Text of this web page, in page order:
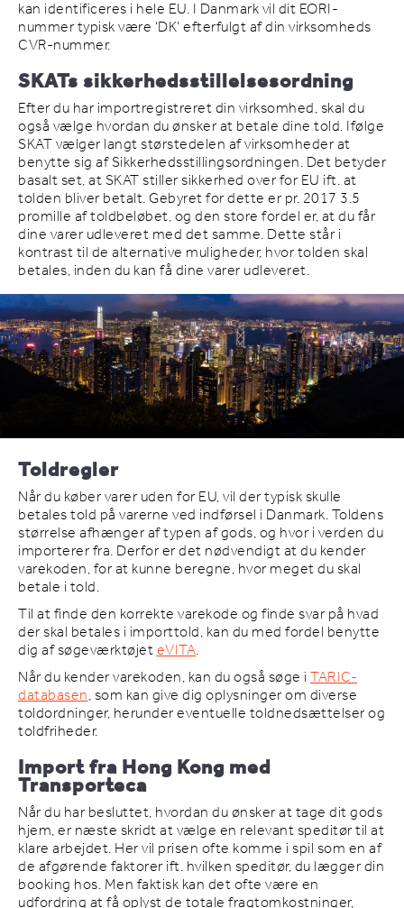
kan identificeres i hele EU. I Danmark vil dit EORI-
nummer typisk være ‘DK’ efterfulgt af din virksomheds
CVR-nummer.
SKATs sikkerhedsstillelsesordning
Efter du har importregistreret din virksomhed, skal du
også vælge hvordan du ønsker at betale dine told. Ifølge
SKAT vælger langt størstedelen af virksomheder at
benytte sig af Sikkerhedsstillingsordningen. Det betyder
basalt set, at SKAT stiller sikkerhed over for EU ift. at
tolden bliver betalt. Gebyret for dette er pr. 2017 3.5
promille af toldbeløbet, og den store fordel er, at du får
dine varer udleveret med det samme. Dette står i
kontrast til de alternative muligheder, hvor tolden skal
betales, inden du kan få dine varer udleveret.
Toldregler
Når du køber varer uden for EU, vil der typisk skulle
betales told på varerne ved indførsel i Danmark. Toldens
størrelse afhænger af typen af gods, og hvor i verden du
importerer fra. Derfor er det nødvendigt at du kender
varekoden, for at kunne beregne, hvor meget du skal
betale i told.
Til at finde den korrekte varekode og finde svar på hvad
der skal betales i importtold, kan du med fordel benytte
dig af søgeværktøjeteVITA.
Når du kender varekoden, kan du også søge iTARIC-
databasen, som kan give dig oplysninger om diverse
toldordninger, herunder eventuelle toldnedsættelser og
toldfriheder.
Import fra Hong Kong med
Transporteca
Når du har besluttet, hvordan du ønsker at tage dit gods
hjem, er næste skridt at vælge en relevant speditør til at
klare arbejdet. Her vil prisen ofte komme i spil som en af
de afgørende faktorer ift. hvilken speditør, du lægger din
booking hos. Men faktisk kan det ofte være en